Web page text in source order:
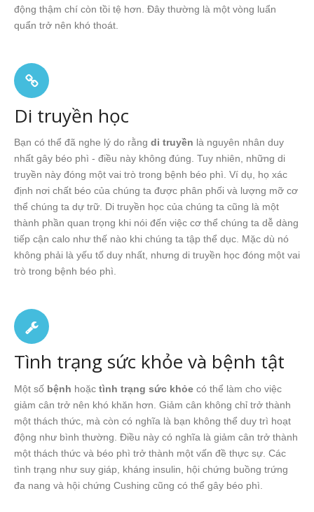
động thậm chí còn tồi tệ hơn. Đây thường là một vòng luẩn
quẩn trở nên khó thoát.
Di truyền học
Bạn có thể đã nghe lý do rằng di truyền là nguyên nhân duy
nhất gây béo phì - điều này không đúng. Tuy nhiên, những di
truyền này đóng một vai trò trong bệnh béo phì. Ví dụ, họ xác
định nơi chất béo của chúng ta được phân phối và lượng mỡ cơ
thể chúng ta dự trữ. Di truyền học của chúng ta cũng là một
thành phần quan trọng khi nói đến việc cơ thể chúng ta dễ dàng
tiếp cận calo như thế nào khi chúng ta tập thể dục. Mặc dù nó
không phải là yếu tố duy nhất, nhưng di truyền học đóng một vai
trò trong bệnh béo phì.
Tình trạng sức khỏe và bệnh tật
Một số bệnh hoặc tình trạng sức khỏe có thể làm cho việc
giảm cân trở nên khó khăn hơn. Giảm cân không chỉ trở thành
một thách thức, mà còn có nghĩa là bạn không thể duy trì hoạt
động như bình thường. Điều này có nghĩa là giảm cân trở thành
một thách thức và béo phì trở thành một vấn đề thực sự. Các
tình trạng như suy giáp, kháng insulin, hội chứng buồng trứng
đa nang và hội chứng Cushing cũng có thể gây béo phì.